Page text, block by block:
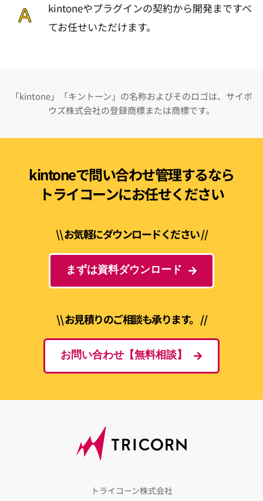
kintoneやプラグインの契約から開発まですべ
てお任せいただけます。
「kintone」「キントーン」の名称およびそのロゴは、サイボ
ウズ株式会社の登録商標または商標です。
kintoneで問い合わせ管理するなら
トライコーンにお任せください
\\ お気軽にダウンロードください //
まずは資料ダウンロード
\\ お見積りのご相談も承ります。 //
お問い合わせ【無料相談】
トライコーン株式会社